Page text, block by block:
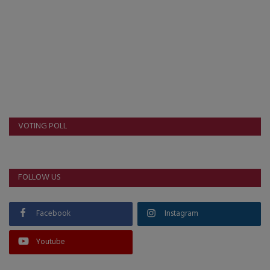
રાષ્ટ્રીય
Support US
બજારના સમાચાર
VOTING POLL
FOLLOW US
Facebook Instagram
Youtube